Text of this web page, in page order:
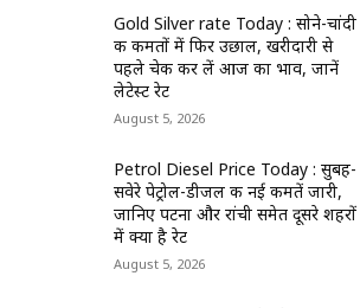
Gold Silver rate Today : सोने-चांदी
की कीमतों में फिर उछाल, खरीदारी से
पहले चेक कर लें आज का भाव, जानें
लेटेस्ट रेट
August 5, 2026
Petrol Diesel Price Today : सुबह-
सवेरे पेट्रोल-डीजल की नई कीमतें जारी,
जानिए पटना और रांची समेत दूसरे शहरों
में क्या है रेट
August 5, 2026